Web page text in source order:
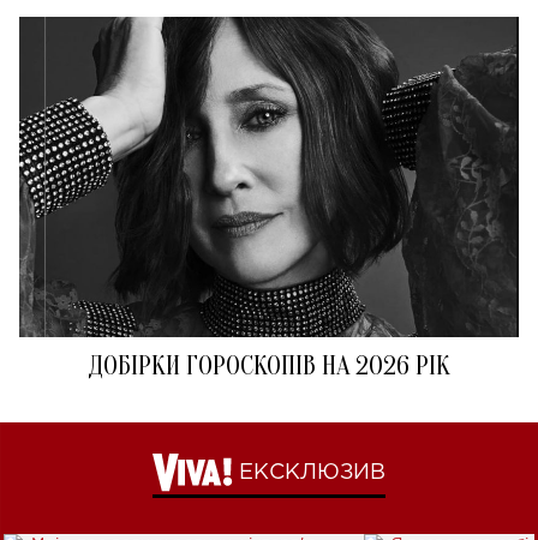
ДОБІРКИ ГОРОСКОПІВ НА 2026 РІК
ЕКСКЛЮЗИВ